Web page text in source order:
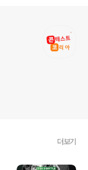
더보기